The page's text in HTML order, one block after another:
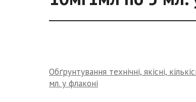
Обґрунтування технічні, якісні,
мл. у флаконі